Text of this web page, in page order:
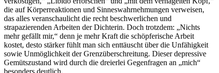
die auf Körperreaktionen und Sinneswahrnehmungen verweisen,
das alles veranschaulicht die recht beschwerlichen und
strapazierenden Arbeiten der Dichterin. Doch trotzdem: „Nichts
mehr gefällt mir,“ denn je mehr Kraft die schöpferische Arbeit
kostet, desto stärker fühlt man sich enttäuscht über die Unfähigkeit
sowie Unmöglichkeit der Grenzüberschreitung. Dieser depressive
Gemütszustand wird durch die dreierlei Gegenfragen an „mich“
besonders deutlich.